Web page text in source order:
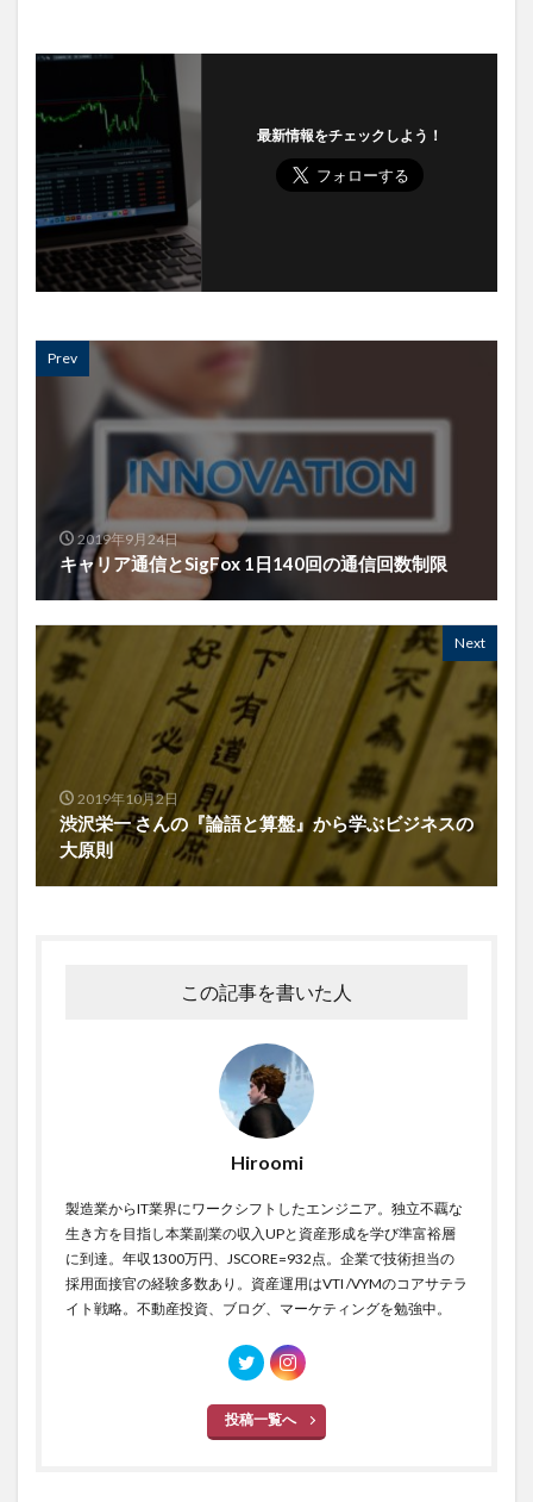
最新情報をチェックしよう！
Prev
2019年9月24日
キャリア通信とSigFox 1日140回の通信回数制限
Next
2019年10月2日
渋沢栄一 さんの『論語と算盤』から学ぶビジネスの
大原則
この記事を書いた人
Hiroomi
製造業からIT業界にワークシフトしたエンジニア。独立不覊な
生き方を目指し本業副業の収入UPと資産形成を学び準富裕層
に到達。年収1300万円、JSCORE=932点。企業で技術担当の
採用面接官の経験多数あり。資産運用はVTI /VYMのコアサテラ
イト戦略。不動産投資、ブログ、マーケティングを勉強中。
投稿一覧へ